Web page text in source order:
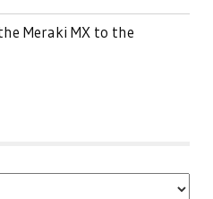
Meraki MX to the